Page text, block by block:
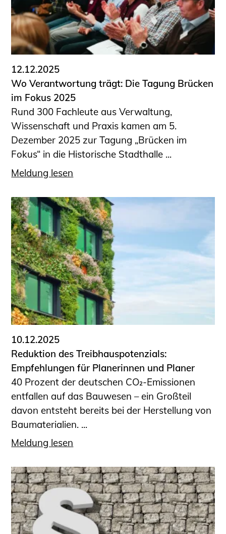
12.12.2025
Wo Verantwortung trägt: Die Tagung Brücken
im Fokus 2025
Rund 300 Fachleute aus Verwaltung,
Wissenschaft und Praxis kamen am 5.
Dezember 2025 zur Tagung „Brücken im
Fokus“ in die Historische Stadthalle ...
Meldung lesen
10.12.2025
Reduktion des Treibhauspotenzials:
Empfehlungen für Planerinnen und Planer
40 Prozent der deutschen CO₂-Emissionen
entfallen auf das Bauwesen – ein Großteil
davon entsteht bereits bei der Herstellung von
Baumaterialien. ...
Meldung lesen